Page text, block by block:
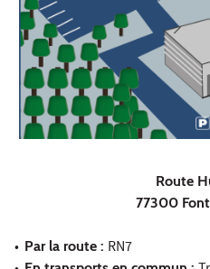
Route
77300
• Par la route : RN7